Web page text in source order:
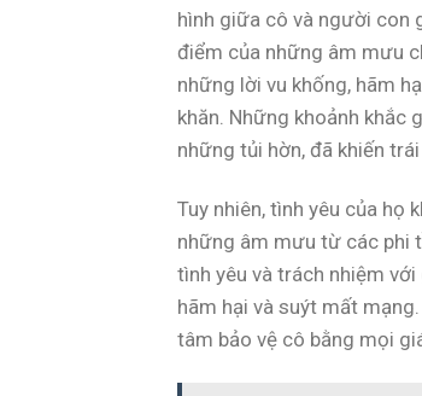
hình giữa cô và người con
điểm của những âm mưu
những lời vu khống, hãm
khăn. Những khoảnh khắc
những tủi hờn, đã khiến
Tuy nhiên, tình yêu của họ
những âm mưu từ các phi
tình yêu và trách nhiệm
hãm hại và suýt mất
tâm bảo vệ cô bằng mọi